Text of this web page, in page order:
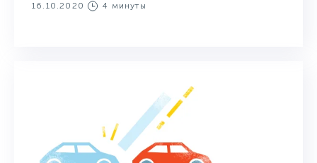
16.10.2020 4 минуты